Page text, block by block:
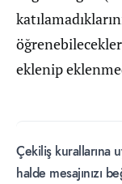
eklenip
Çekiliş kurallarına
halde mesajınızı